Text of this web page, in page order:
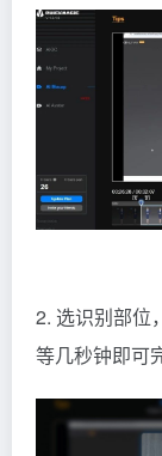
2. 选识别部位
等几秒钟即可